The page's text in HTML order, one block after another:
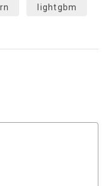
. 다만 “회사”는 “호스
없는 경우에는 어떠한
로자”는 “대회” 종료
참가가 가능하다. 단,
고 판단될 경우, 대회 실
취할 수 있다.
야한다.
국번없이 182
변경이 있을 경우 개정
지를 할 것입니다.
lightgbm